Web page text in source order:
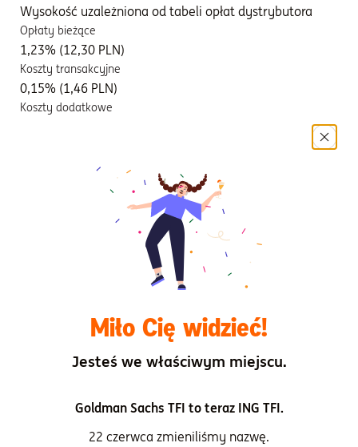
Wysokość uzależniona od tabeli opłat dystrybutora
Opłaty bieżące
1,23% (12,30 PLN)
Koszty transakcyjne
0,15% (1,46 PLN)
Koszty dodatkowe
Dokumenty
Dokument zawierający kluczowe informacje ING
Obligacji kat. A, A1, U
Wyniki osiągnięte w przeszłości przez subfundusz
Historyczne scenariusze dotyczące wyników
Miło Cię widzieć!
Jesteś we właściwym miejscu.
Goldman Sachs TFI to teraz ING TFI.
22 czerwca zmieniliśmy nazwę.